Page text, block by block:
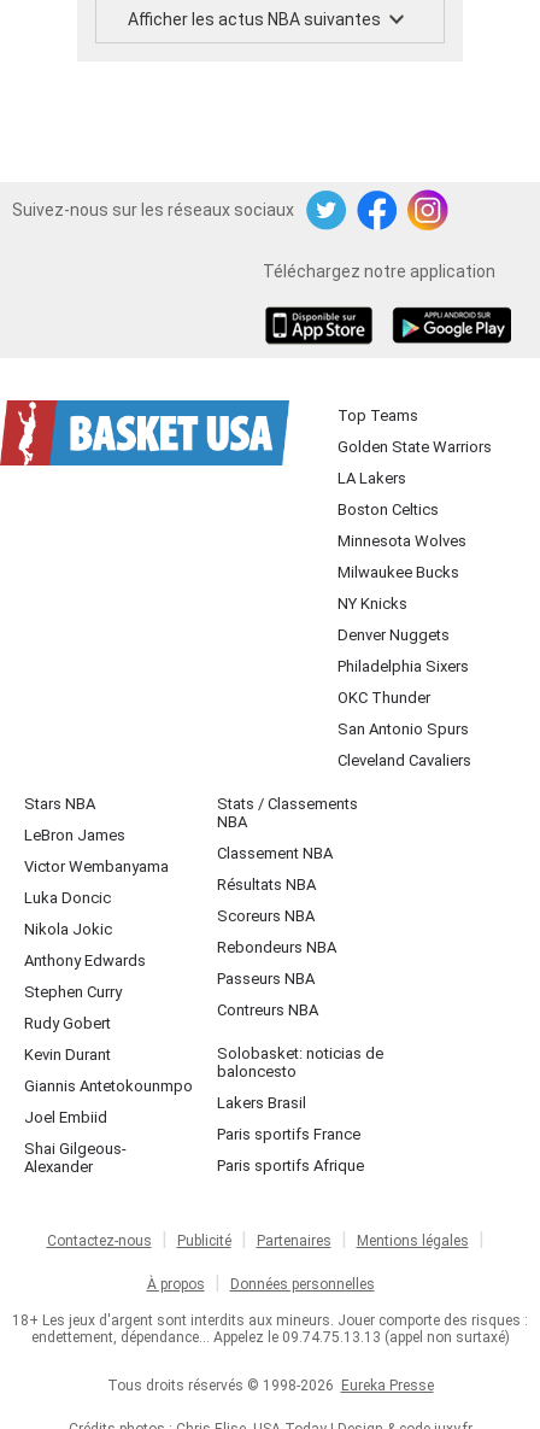
Afficher les actus NBA suivantes
Suivez-nous sur les réseaux sociaux
TwitterFacebookInstagram
Téléchargez notre application
Top Teams
Golden State Warriors
LA Lakers
Boston Celtics
Minnesota Wolves
Milwaukee Bucks
NY Knicks
Denver Nuggets
Philadelphia Sixers
OKC Thunder
San Antonio Spurs
Cleveland Cavaliers
Stars NBA
LeBron James
Victor Wembanyama
Luka Doncic
Nikola Jokic
Anthony Edwards
Stephen Curry
Rudy Gobert
Kevin Durant
Giannis Antetokounmpo
Joel Embiid
Shai Gilgeous-
Alexander
Stats / Classements
NBA
Classement NBA
Résultats NBA
Scoreurs NBA
Rebondeurs NBA
Passeurs NBA
Contreurs NBA
Solobasket: noticias de
baloncesto
Lakers Brasil
Paris sportifs France
Paris sportifs Afrique
Contactez-nous Publicité Partenaires Mentions légales
À propos Données personnelles
18+ Les jeux d'argent sont interdits aux mineurs. Jouer comporte des risques :
endettement, dépendance... Appelez le 09.74.75.13.13 (appel non surtaxé)
Tous droits réservés © 1998-2026 Eureka Presse